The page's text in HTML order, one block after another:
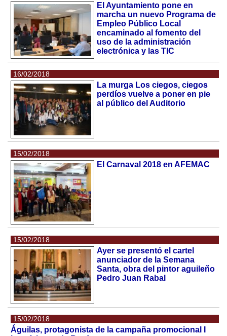
El Ayuntamiento pone en
marcha un nuevo Programa de
Empleo Público Local
encaminado al fomento del
uso de la administración
electrónica y las TIC
16/02/2018
La murga Los ciegos, ciegos
perdíos vuelve a poner en pie
al público del Auditorio
15/02/2018
El Carnaval 2018 en AFEMAC
15/02/2018
Ayer se presentó el cartel
anunciador de la Semana
Santa, obra del pintor aguileño
Pedro Juan Rabal
15/02/2018
Águilas, protagonista de la campaña promocional I